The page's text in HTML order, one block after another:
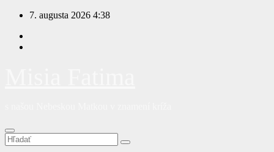
Prejsť
obsah
7. augusta 2026 4:38